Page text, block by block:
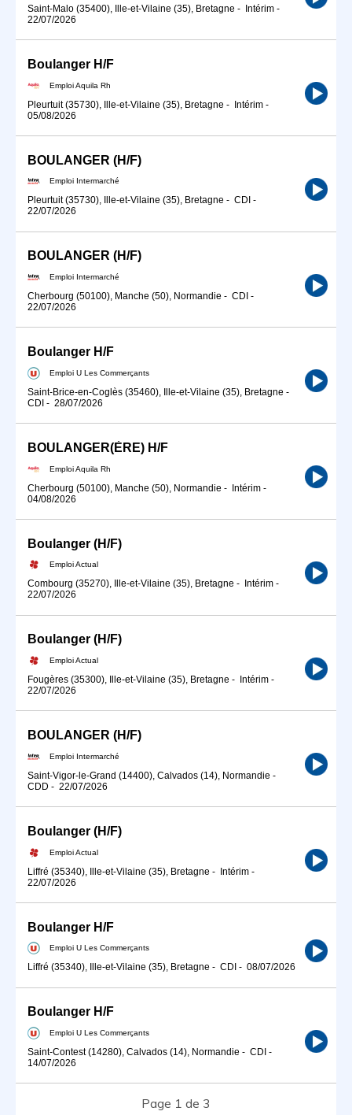
Saint-Malo (35400), Ille-et-Vilaine (35), Bretagne - Intérim -
22/07/2026
Boulanger H/F
Emploi Aquila Rh
Pleurtuit (35730), Ille-et-Vilaine (35), Bretagne - Intérim -
05/08/2026
BOULANGER (H/F)
Emploi Intermarché
Pleurtuit (35730), Ille-et-Vilaine (35), Bretagne - CDI -
22/07/2026
BOULANGER (H/F)
Emploi Intermarché
Cherbourg (50100), Manche (50), Normandie - CDI -
22/07/2026
Boulanger H/F
Emploi U Les Commerçants
Saint-Brice-en-Coglès (35460), Ille-et-Vilaine (35), Bretagne -
CDI - 28/07/2026
BOULANGER(ÈRE) H/F
Emploi Aquila Rh
Cherbourg (50100), Manche (50), Normandie - Intérim -
04/08/2026
Boulanger (H/F)
Emploi Actual
Combourg (35270), Ille-et-Vilaine (35), Bretagne - Intérim -
22/07/2026
Boulanger (H/F)
Emploi Actual
Fougères (35300), Ille-et-Vilaine (35), Bretagne - Intérim -
22/07/2026
BOULANGER (H/F)
Emploi Intermarché
Saint-Vigor-le-Grand (14400), Calvados (14), Normandie -
CDD - 22/07/2026
Boulanger (H/F)
Emploi Actual
Liffré (35340), Ille-et-Vilaine (35), Bretagne - Intérim -
22/07/2026
Boulanger H/F
Emploi U Les Commerçants
Liffré (35340), Ille-et-Vilaine (35), Bretagne - CDI - 08/07/2026
Boulanger H/F
Emploi U Les Commerçants
Saint-Contest (14280), Calvados (14), Normandie - CDI -
14/07/2026
Page 1 de 3